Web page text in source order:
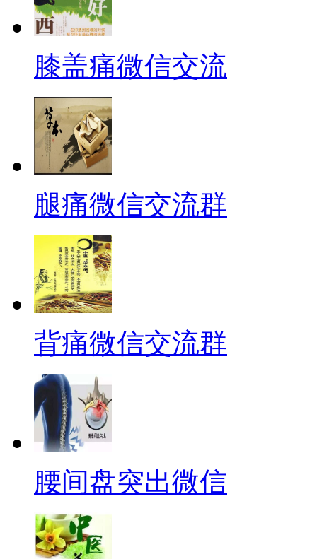
膝盖痛微信交流
腿痛微信交流群
背痛微信交流群
腰间盘突出微信